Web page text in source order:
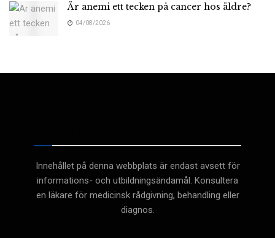
Är anemi ett tecken på cancer hos äldre?
04/08/2026
Innehållet på denna webbplats är endast avsett för
informations- och utbildningsändamål. Konsultera
en läkare för medicinsk rådgivning, behandling eller
diagnos.